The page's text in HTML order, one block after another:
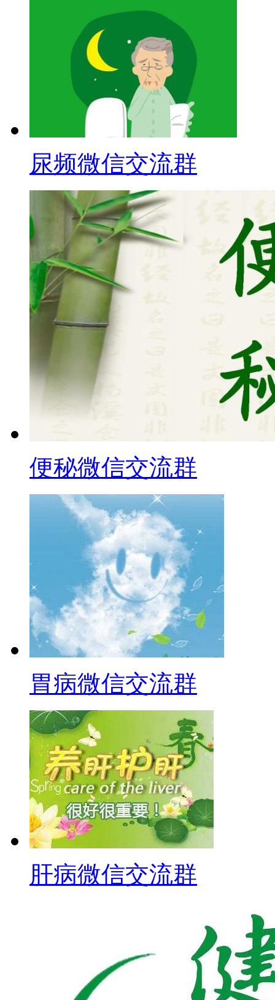
尿频微信交流群
便秘微信交流群
胃病微信交流群
肝病微信交流群